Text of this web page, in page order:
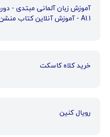
A1.1 - آموزش آنلاین کتاب منشن
خرید کلاه کاسکت
رویال کنین